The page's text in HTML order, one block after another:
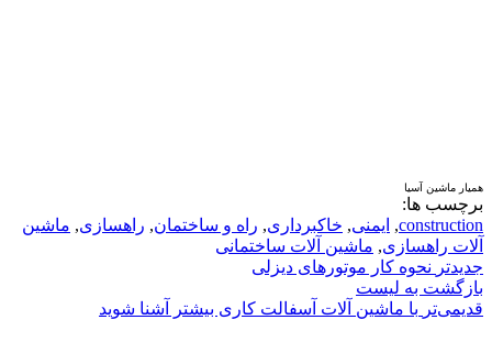
همیار ماشین آسیا
برچسب ها:
construction
, ایمنی, خاکبرداری, راه و ساختمان, راهسازی, ماشین
آلات راهسازی, ماشین آلات ساختمانی
جدیدتر نحوه کار موتورهای دیزلی
بازگشت بە لیست
قدیمی‌تر با ماشین آلات آسفالت کاری بیشتر آشنا شوید